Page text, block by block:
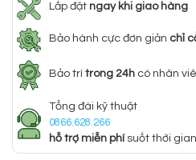
Lắp đặt ngay khi giao hàng
Bảo hành cực đơn giản chỉ
Bảo trì trong 24h có nhân
Tổng đài kỹ thuật
0866.628.266
hỗ trợ miễn phísuốt thời